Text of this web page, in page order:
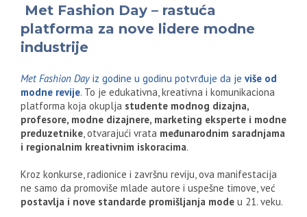
Met Fashion Day – rastuća
platforma za nove lidere modne
industrije
Met Fashion Day iz godine u godinu potvrđuje da je više od
modne revije. To je edukativna, kreativna i komunikaciona
platforma koja okuplja studente modnog dizajna,
profesore, modne dizajnere, marketing eksperte i modne
preduzetnike , otvarajući vrata međunarodnim saradnjama
i regionalnim kreativnim iskoracima.
Kroz konkurse, radionice i završnu reviju, ova manifestacija
ne samo da promoviše mlade autore i uspešne timove, već
postavlja i nove standarde promišljanja mode u 21. veku.